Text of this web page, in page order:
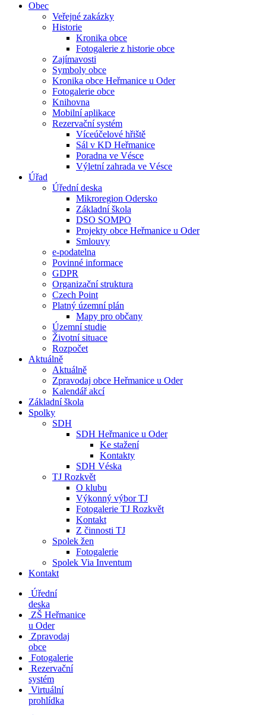
Obec
Veřejné zakázky
Historie
Kronika obce
Fotogalerie z historie obce
Zajímavosti
Symboly obce
Kronika obce Heřmanice u Oder
Fotogalerie obce
Knihovna
Mobilní aplikace
Rezervační systém
Víceúčelové hřiště
Sál v KD Heřmanice
Poradna ve Vésce
Výletní zahrada ve Vésce
Úřad
Úřední deska
Mikroregion Odersko
Základní škola
DSO SOMPO
Projekty obce Heřmanice u Oder
Smlouvy
e-podatelna
Povinné informace
GDPR
Organizační struktura
Czech Point
Platný územní plán
Mapy pro občany
Územní studie
Životní situace
Rozpočet
Aktuálně
Aktuálně
Zpravodaj obce Heřmanice u Oder
Kalendář akcí
Základní škola
Spolky
SDH
SDH Heřmanice u Oder
Ke stažení
Kontakty
SDH Véska
TJ Rozkvět
O klubu
Výkonný výbor TJ
Fotogalerie TJ Rozkvět
Kontakt
Z činnosti TJ
Spolek žen
Fotogalerie
Spolek Via Inventum
Kontakt
Úřední
deska
ZŠ Heřmanice
u Oder
Zpravodaj
obce
Fotogalerie
Rezervační
systém
Virtuální
prohlídka